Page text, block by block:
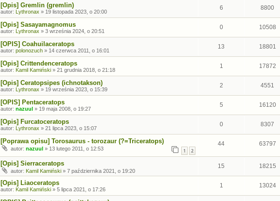
[Opis] Gremlin (gremlin)
autor: Lythronax » 19 listopada 2023, o 20:00
6 8800
[Opis] Sasayamagnomus
autor: Lythronax » 3 września 2024, o 20:51
0 10508
[OPIS] Coahuilaceratops
autor: polonozuch » 14 czerwca 2011, o 16:01
13 18801
[Opis] Crittendenceratops
autor: Kamil Kamiński » 21 grudnia 2018, o 21:18
1 17872
[Opis] Ceratopsipes (ichnotakson)
autor: Lythronax » 19 września 2023, o 15:39
2 4551
[OPIS] Pentaceratops
autor: nazuul » 19 maja 2008, o 19:27
5 16120
[Opis] Furcatoceratops
autor: Lythronax » 21 lipca 2023, o 15:07
0 8307
[Poprawa opisu] Torosaurus - torozaur (?=Triceratops)
autor: nazuul » 13 lutego 2011, o 12:53 1 2
44 63797
[Opis] Sierraceratops
autor: Kamil Kamiński » 7 października 2021, o 19:20
15 18215
[Opis] Liaoceratops
autor: Kamil Kamiński » 5 lipca 2021, o 17:26
1 13024